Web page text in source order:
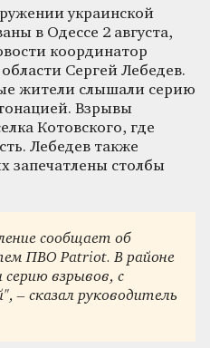
украинской
в Одессе 2 августа,
координатор
Сергей Лебедев.
жители слышали серию
Взрывы
Котовского, где
Лебедев также
запечатлены столбы
сообщает об
ПВО Patriot. В районе
взрывов, с
– сказал руководитель